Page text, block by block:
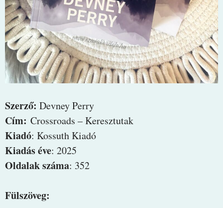
Szerző: Devney Perry
Cím: Crossroads – Keresztutak
Kiadó: Kossuth Kiadó
Kiadás éve: 2025
Oldalak száma: 352
Fülszöveg: